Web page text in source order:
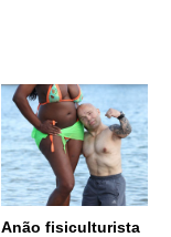
Anão fisiculturista